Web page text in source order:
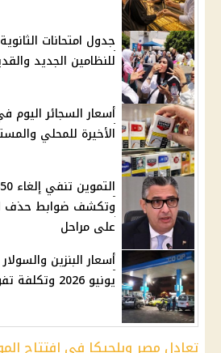
للنظامين الجديد والقديم
أسعار السجائر اليوم
الأخيرة للمحلي
وتكشف ضوابط حذف
على مراحل
يونيو 2026 وتكلفة تفويل السيارة كاملة
تعادل مصر وبلجيكا في افتتاح